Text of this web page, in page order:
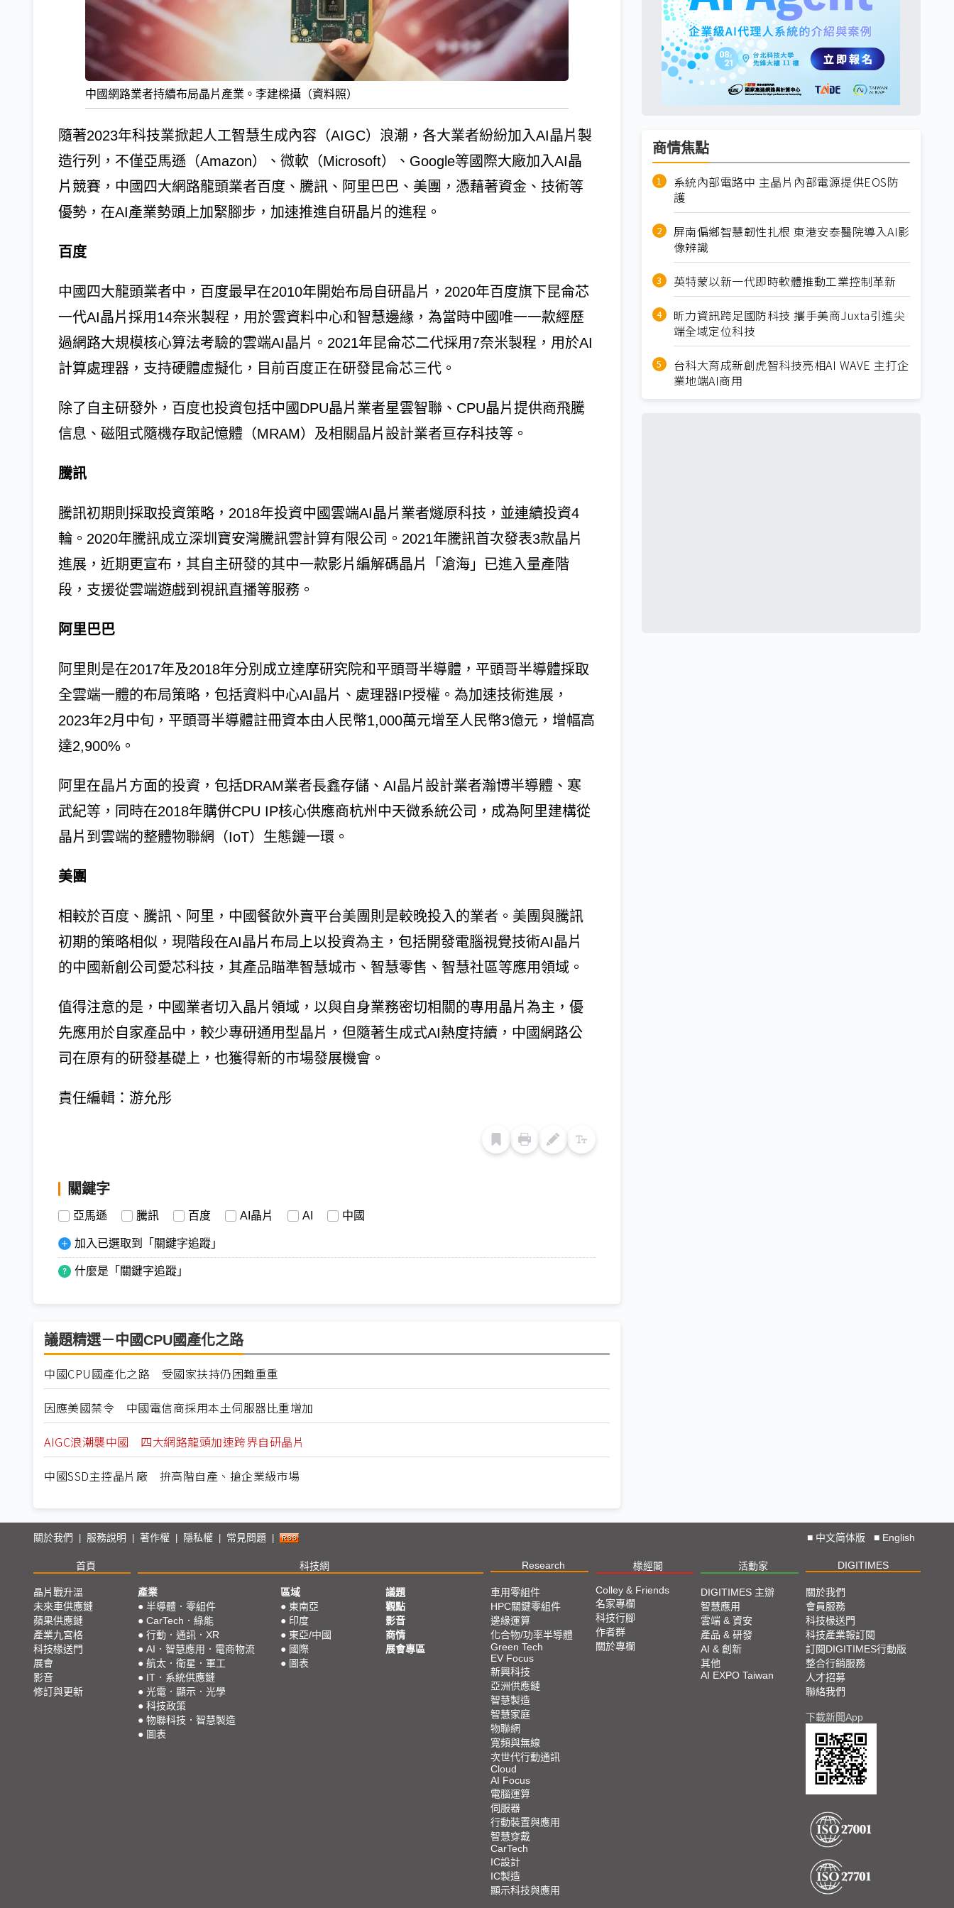
中國網路業者持續布局晶片產業。李建樑攝（資料照）
隨著2023年科技業掀起人工智慧生成內容（AIGC）浪潮，各大業者紛紛加入AI晶片製
造行列，不僅亞馬遜（Amazon）、微軟（Microsoft）、Google等國際大廠加入AI晶
片競賽，中國四大網路龍頭業者百度、騰訊、阿里巴巴、美團，憑藉著資金、技術等
優勢，在AI產業勢頭上加緊腳步，加速推進自研晶片的進程。
百度
中國四大龍頭業者中，百度最早在2010年開始布局自研晶片，2020年百度旗下昆侖芯
一代AI晶片採用14奈米製程，用於雲資料中心和智慧邊緣，為當時中國唯一一款經歷
過網路大規模核心算法考驗的雲端AI晶片。2021年昆侖芯二代採用7奈米製程，用於AI
計算處理器，支持硬體虛擬化，目前百度正在研發昆侖芯三代。
除了自主研發外，百度也投資包括中國DPU晶片業者星雲智聯、CPU晶片提供商飛騰
信息、磁阻式隨機存取記憶體（MRAM）及相關晶片設計業者亘存科技等。
騰訊
騰訊初期則採取投資策略，2018年投資中國雲端AI晶片業者燧原科技，並連續投資4
輪。2020年騰訊成立深圳寶安灣騰訊雲計算有限公司。2021年騰訊首次發表3款晶片
進展，近期更宣布，其自主研發的其中一款影片編解碼晶片「滄海」已進入量產階
段，支援從雲端遊戲到視訊直播等服務。
阿里巴巴
阿里則是在2017年及2018年分別成立達摩研究院和平頭哥半導體，平頭哥半導體採取
全雲端一體的布局策略，包括資料中心AI晶片、處理器IP授權。為加速技術進展，
2023年2月中旬，平頭哥半導體註冊資本由人民幣1,000萬元增至人民幣3億元，增幅高
達2,900%。
阿里在晶片方面的投資，包括DRAM業者長鑫存儲、AI晶片設計業者瀚博半導體、寒
武紀等，同時在2018年購併CPU IP核心供應商杭州中天微系統公司，成為阿里建構從
晶片到雲端的整體物聯網（IoT）生態鏈一環。
美團
相較於百度、騰訊、阿里，中國餐飲外賣平台美團則是較晚投入的業者。美團與騰訊
初期的策略相似，現階段在AI晶片布局上以投資為主，包括開發電腦視覺技術AI晶片
的中國新創公司愛芯科技，其產品瞄準智慧城市、智慧零售、智慧社區等應用領域。
值得注意的是，中國業者切入晶片領域，以與自身業務密切相關的專用晶片為主，優
先應用於自家產品中，較少專研通用型晶片，但隨著生成式AI熱度持續，中國網路公
司在原有的研發基礎上，也獲得新的市場發展機會。
責任編輯：游允彤
關鍵字
亞馬遜 騰訊 百度 AI晶片 AI 中國
加入已選取到「關鍵字追蹤」
什麼是「關鍵字追蹤」
議題精選－中國CPU國產化之路
中國CPU國產化之路 受國家扶持仍困難重重
因應美國禁令 中國電信商採用本土伺服器比重增加
AIGC浪潮襲中國 四大網路龍頭加速跨界自研晶片
中國SSD主控晶片廠 拚高階自產、搶企業級市場
商情焦點
系統內部電路中 主晶片內部電源提供EOS防
護
屏南偏鄉智慧韌性扎根 東港安泰醫院導入AI影
像辨識
英特蒙以新一代即時軟體推動工業控制革新
昕力資訊跨足國防科技 攜手美商Juxta引進尖
端全域定位科技
台科大育成新創虎智科技亮相AI WAVE 主打企
業地端AI商用
關於我們 服務說明 著作權 隱私權 常見問題 ■ 中文简体版 ■ English
首頁 科技網 Research 椽經閣 活動家 DIGITIMES
晶片戰升溫
未來車供應鏈
蘋果供應鏈
產業九宮格
科技椽送門
展會
影音
修訂與更新
產業
● 半導體．零組件
● CarTech．綠能
● 行動．通訊．XR
● AI．智慧應用．電商物流
● 航太．衛星．軍工
● IT．系統供應鏈
● 光電．顯示．光學
● 科技政策
● 物聯科技．智慧製造
● 圖表
區域
● 東南亞
● 印度
● 東亞/中國
● 國際
● 圖表
議題
觀點
影音
商情
展會專區
車用零組件
HPC關鍵零組件
邊緣運算
化合物/功率半導體
Green Tech
EV Focus
新興科技
亞洲供應鏈
智慧製造
智慧家庭
物聯網
寬頻與無線
次世代行動通訊
Cloud
AI Focus
電腦運算
伺服器
行動裝置與應用
智慧穿戴
CarTech
IC設計
IC製造
顯示科技與應用
Colley & Friends
名家專欄
科技行腳
作者群
關於專欄
DIGITIMES 主辦
智慧應用
雲端 & 資安
產品 & 研發
AI & 創新
其他
AI EXPO Taiwan
關於我們
會員服務
科技椽送門
科技產業報訂閱
訂閱DIGITIMES行動版
整合行銷服務
人才招募
聯絡我們
下載新聞App